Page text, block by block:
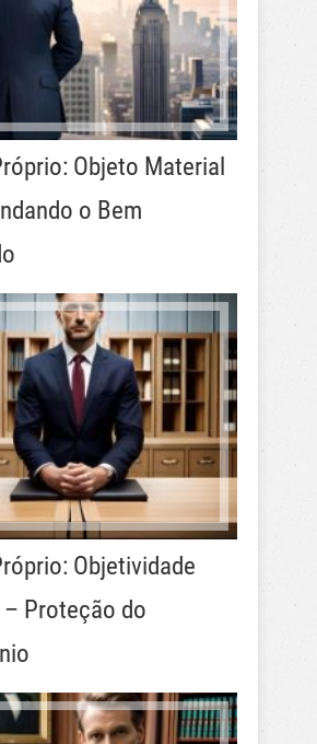
Objeto Material
o Bem
Objetividade
Proteção do